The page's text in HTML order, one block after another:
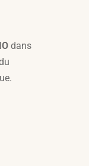
dans